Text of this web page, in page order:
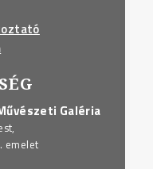
Galéria
emelet